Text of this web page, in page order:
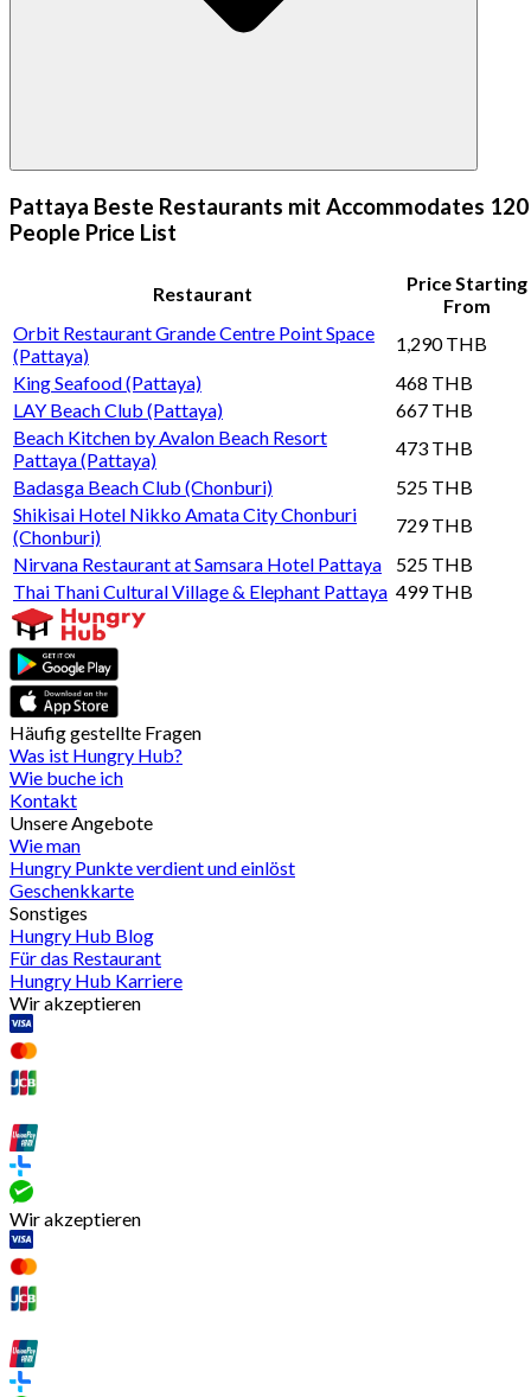
Pattaya Beste Restaurants mit Accommodates 120
People Price List
Restaurant
Price Starting
From
Orbit Restaurant Grande Centre Point Space
(Pattaya)
1,290 THB
King Seafood (Pattaya)
468 THB
LAY Beach Club (Pattaya)
667 THB
Beach Kitchen by Avalon Beach Resort
Pattaya (Pattaya)
473 THB
Badasga Beach Club (Chonburi)
525 THB
Shikisai Hotel Nikko Amata City Chonburi
(Chonburi)
729 THB
Nirvana Restaurant at Samsara Hotel Pattaya
525 THB
Thai Thani Cultural Village & Elephant Pattaya 499 THB
Häufig gestellte Fragen
Was ist Hungry Hub?
Wie buche ich
Kontakt
Unsere Angebote
Wie man
Hungry Punkte verdient und einlöst
Geschenkkarte
Sonstiges
Hungry Hub Blog
Für das Restaurant
Hungry Hub Karriere
Wir akzeptieren
Wir akzeptieren